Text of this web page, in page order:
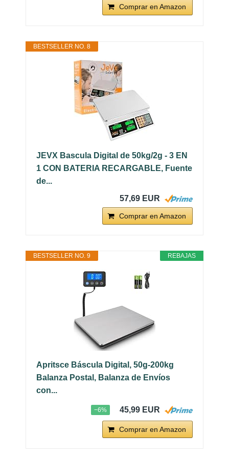
Comprar en Amazon
BESTSELLER NO. 8
JEVX Bascula Digital de 50kg/2g - 3 EN
1 CON BATERIA RECARGABLE, Fuente
de...
57,69 EUR
Comprar en Amazon
REBAJAS
BESTSELLER NO. 9
Apritsce Báscula Digital, 50g-200kg
Balanza Postal, Balanza de Envíos
con...
−6% 45,99 EUR
Comprar en Amazon